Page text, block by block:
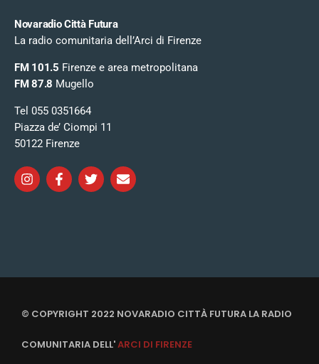
Novaradio Città Futura
La radio comunitaria dell’Arci di Firenze
FM 101.5 Firenze e area metropolitana
FM 87.8 Mugello
Tel 055 0351664
Piazza de’ Ciompi 11
50122 Firenze
© COPYRIGHT 2022 NOVARADIO CITTÀ FUTURA LA RADIO
COMUNITARIA DELL'ARCI DI FIRENZE